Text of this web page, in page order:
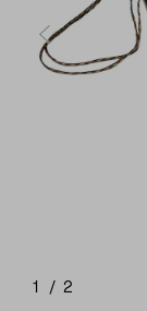
1 / 2